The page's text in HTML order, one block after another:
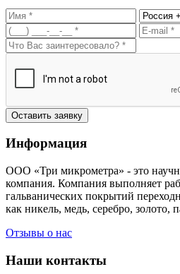
Оставить заявку
Информация
ООО «Три микрометра» - это
компания. Компания выполняет
гальванических покрытий
как никель, медь, серебро, золото,
Отзывы о нас
Наши контакты